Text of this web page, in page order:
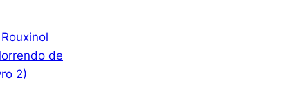
Liberte
Todo
de
porta,